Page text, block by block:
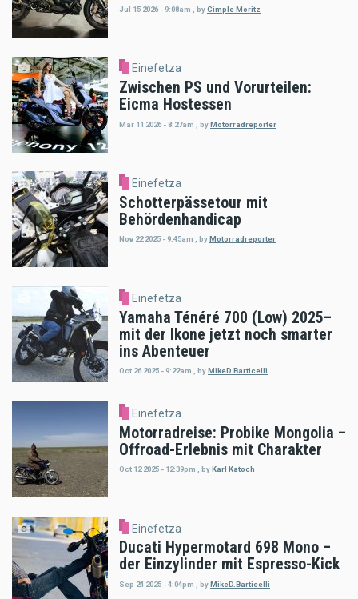
Jul 15 2026 - 9:08am byCimple Moritz
Einefetza
Zwischen PS und Vorurteilen:
Eicma Hostessen
Mar 11 2026 - 8:27am byMotorradreporter
Einefetza
Schotterpässetour mit
Behördenhandicap
Nov 22 2025 - 9:45am , byMotorradreporter
Einefetza
Yamaha Ténéré 700 (Low) 2025–
mit der Ikone jetzt noch smarter
ins Abenteuer
Oct 26 2025 - 9:22am byMikeD.Barticelli
Einefetza
Motorradreise: Probike Mongolia –
Offroad-Erlebnis mit Charakter
Oct 12 2025 - 12:39pm byKarl Katoch
Einefetza
Ducati Hypermotard 698 Mono –
der Einzylinder mit Espresso-Kick
Sep 24 2025 - 4:04pm byMikeD.Barticelli